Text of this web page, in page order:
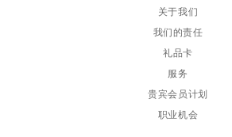
关于我们
我们的责任
礼品卡
服务
贵宾会员计划
职业机会